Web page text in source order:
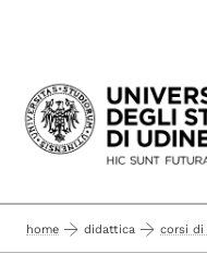
Passa al
home didattica corsi di